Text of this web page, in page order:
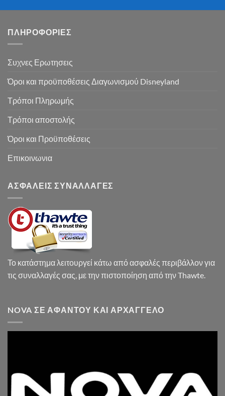
ΠΛΗΡΟΦΟΡΙΕΣ
Συχνες Ερωτησεις
Όροι και προϋποθέσεις Διαγωνισμού Disneyland
Τρόποι Πληρωμής
Τρόποι αποστολής
Όροι και Προϋποθέσεις
Επικοινωνια
ΑΣΦΑΛΕΙΣ ΣΥΝΑΛΛΑΓΕΣ
Το κατάστημα λειτουργεί κάτω από ασφαλές περιβάλλον για
τις συναλλαγές σας, με την πιστοποίηση από την Thawte.
NOVA ΣΕ ΑΦΆΝΤΟΥ ΚΑΙ ΑΡΧΆΓΓΕΛΟ